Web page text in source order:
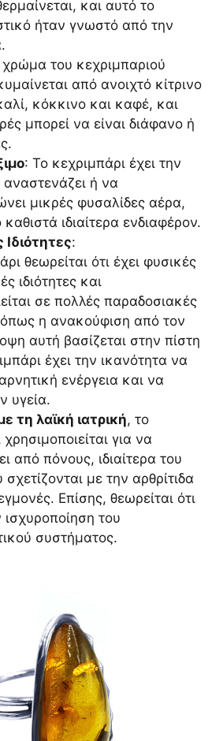
και αυτό το
ήταν γνωστό από την
του κεχριμπαριού
από ανοιχτό κίτρινο
κόκκινο και καφέ, και
μπορεί να είναι διάφανο ή
: Το κεχριμπάρι έχει την
αναστενάζει ή να
μικρές φυσαλίδες αέρα,
ιδιαίτερα ενδιαφέρον.
:
θεωρείται ότι έχει φυσικές
ιδιότητες και
σε πολλές παραδοσιακές
όπως η ανακούφιση από τον
αυτή βασίζεται στην πίστη
έχει την ικανότητα να
ενέργεια και να
υγεία.
τη λαϊκή ιατρική, το
για να
από πόνους, ιδιαίτερα του
με την αρθρίτιδα
Επίσης, θεωρείται ότι
του
συστήματος.